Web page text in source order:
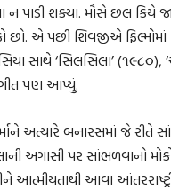
ન પાડી શક્યા. મૌસે છલ
એ પછી શિવજીએ
સાથે ‘સિલસિલા’ (૧૯૮૦),
પણ આપ્યું.
અત્યારે બનારસમાં જે રીતે
અગાસી પર સાંભળવાનો
આવા